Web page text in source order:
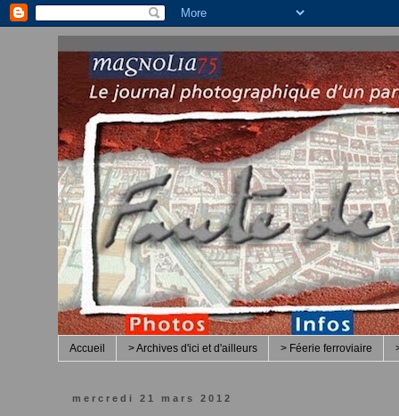
Accueil > Archives d'ici et d'ailleurs > Féerie ferroviaire
mercredi 21 mars 2012